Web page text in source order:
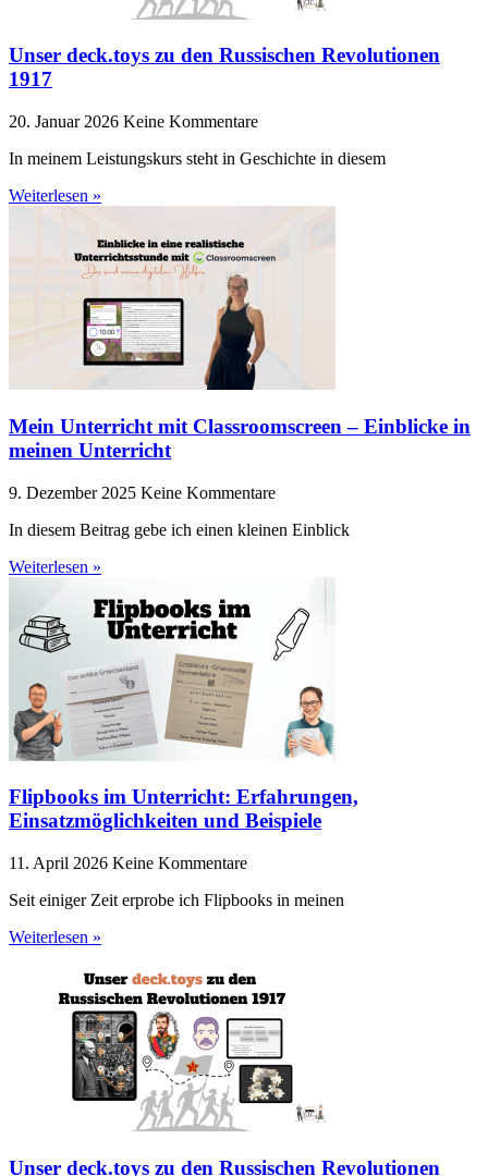
Unser deck.toys zu den Russischen Revolutionen
1917
20. Januar 2026 Keine Kommentare
In meinem Leistungskurs steht in Geschichte in diesem
Weiterlesen »
Mein Unterricht mit Classroomscreen – Einblicke in
meinen Unterricht
9. Dezember 2025 Keine Kommentare
In diesem Beitrag gebe ich einen kleinen Einblick
Weiterlesen »
Flipbooks im Unterricht: Erfahrungen,
Einsatzmöglichkeiten und Beispiele
11. April 2026 Keine Kommentare
Seit einiger Zeit erprobe ich Flipbooks in meinen
Weiterlesen »
Unser deck.toys zu den Russischen Revolutionen